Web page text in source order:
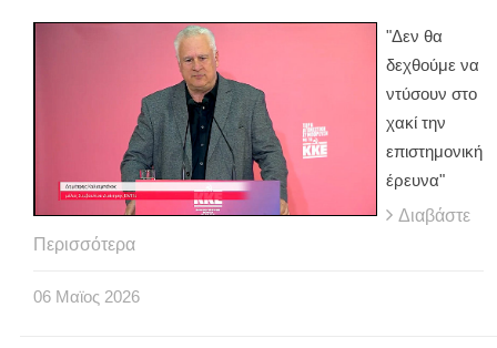
"Δεν θα
δεχθούμε να
ντύσουν στο
χακί την
επιστημονική
έρευνα"
Διαβάστε
Περισσότερα
06 Μαϊος 2026